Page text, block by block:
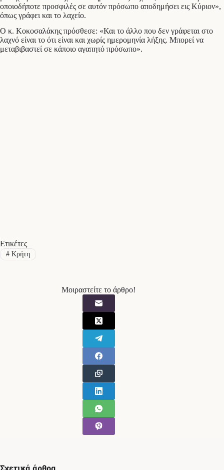
οποιοδήποτε προσφιλές σε αυτόν πρόσωπο αποδημήσει εις Κύριον»,
όπως γράφει και το λαχείο.
Ο κ. Κοκοσαλάκης πρόσθεσε: «Και το άλλο που δεν γράφεται στο
λαχνό είναι το ότι είναι και χωρίς ημερομηνία λήξης. Μπορεί να
μεταβιβαστεί σε κάποιο αγαπητό πρόσωπο».
Ετικέτες
#Κρήτη
Μοιραστείτε το άρθρο!
Σχετικά άρθρα